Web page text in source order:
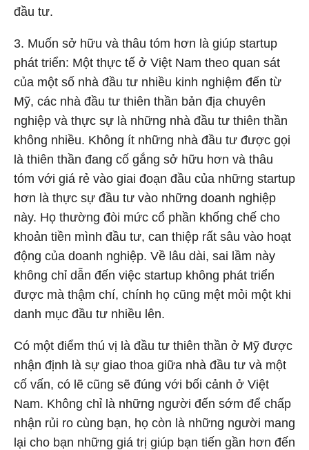
đầu tư.
3. Muốn sở hữu và thâu tóm hơn là giúp startup
phát triển: Một thực tế ở Việt Nam theo quan sát
của một số nhà đầu tư nhiều kinh nghiệm đến từ
Mỹ, các nhà đầu tư thiên thần bản địa chuyên
nghiệp và thực sự là những nhà đầu tư thiên thần
không nhiều. Không ít những nhà đầu tư được gọi
là thiên thần đang cố gắng sở hữu hơn và thâu
tóm với giá rẻ vào giai đoạn đầu của những startup
hơn là thực sự đầu tư vào những doanh nghiệp
này. Họ thường đòi mức cổ phần khống chế cho
khoản tiền mình đầu tư, can thiệp rất sâu vào hoạt
động của doanh nghiệp. Về lâu dài, sai lầm này
không chỉ dẫn đến việc startup không phát triển
được mà thậm chí, chính họ cũng mệt mỏi một khi
danh mục đầu tư nhiều lên.
Có một điểm thú vị là đầu tư thiên thần ở Mỹ được
nhận định là sự giao thoa giữa nhà đầu tư và một
cố vấn, có lẽ cũng sẽ đúng với bối cảnh ở Việt
Nam. Không chỉ là những người đến sớm để chấp
nhận rủi ro cùng bạn, họ còn là những người mang
lại cho bạn những giá trị giúp bạn tiến gần hơn đến